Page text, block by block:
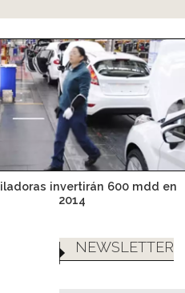
invertirán 600 mdd en
2014
NEWSLETTER